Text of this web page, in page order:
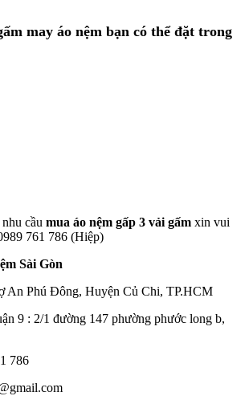
may áo nệm bạn có thể đặt trong
cầu mua áo nệm gấp 3 vải gấm xin vui
761 786 (Hiệp)
Sài Gòn
An Phú Đông, Huyện Củ Chi, TP.HCM
9 : 2/1 đường 147 phường phước long b,
786